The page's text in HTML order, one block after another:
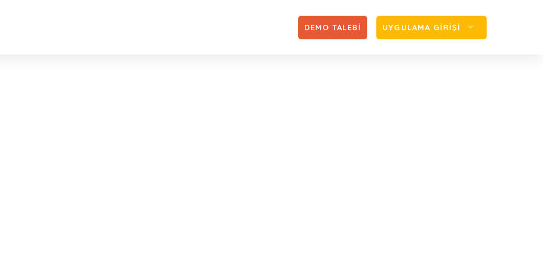
DEMO TALEBİ UYGULAMA GİRİŞİ